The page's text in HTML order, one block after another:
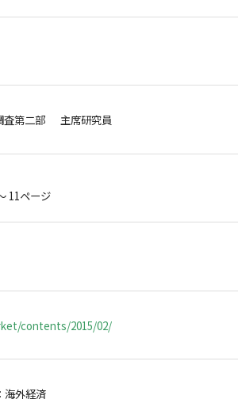
査第二部 主席研究員
11ページ
contents/2015/02/
外経済